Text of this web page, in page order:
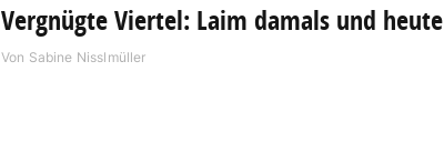
Vergnügte Viertel: Laim damals und heute
Von Sabine Nisslmüller